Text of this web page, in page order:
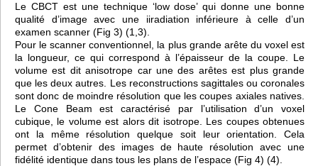
Le CBCT est une technique ‘low dose’ qui donne une bonne
qualité d’image avec une iiradiation inférieure à celle d’un
examen scanner (Fig 3) (1,3).
Pour le scanner conventionnel, la plus grande arête du voxel est
la longueur, ce qui correspond à l’épaisseur de la coupe. Le
volume est dit anisotrope car une des arêtes est plus grande
que les deux autres. Les reconstructions sagittales ou coronales
sont donc de moindre résolution que les coupes axiales natives.
Le Cone Beam est caractérisé par l’utilisation d’un voxel
cubique, le volume est alors dit isotrope. Les coupes obtenues
ont la même résolution quelque soit leur orientation. Cela
permet d’obtenir des images de haute résolution avec une
fidélité identique dans tous les plans de l’espace (Fig 4) (4).